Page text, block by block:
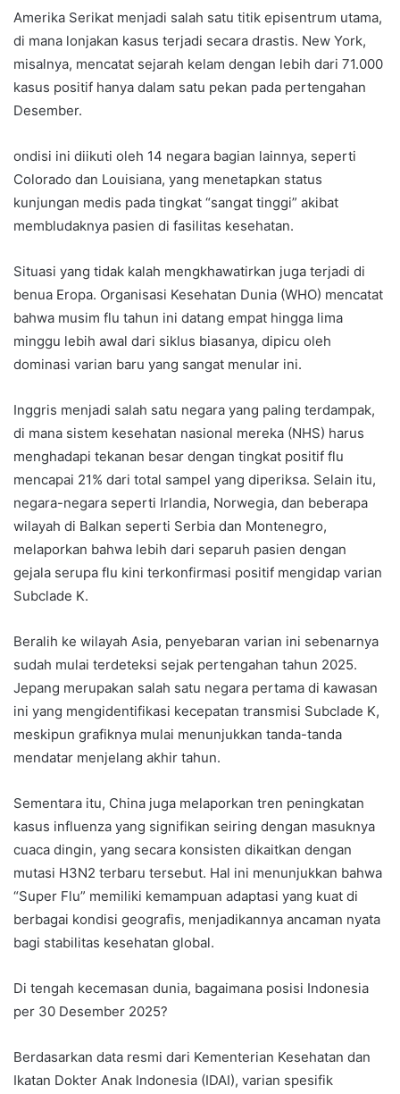
Amerika Serikat menjadi salah satu titik episentrum utama,
di mana lonjakan kasus terjadi secara drastis. New York,
misalnya, mencatat sejarah kelam dengan lebih dari 71.000
kasus positif hanya dalam satu pekan pada pertengahan
Desember.
ondisi ini diikuti oleh 14 negara bagian lainnya, seperti
Colorado dan Louisiana, yang menetapkan status
kunjungan medis pada tingkat “sangat tinggi” akibat
membludaknya pasien di fasilitas kesehatan.
Situasi yang tidak kalah mengkhawatirkan juga terjadi di
benua Eropa. Organisasi Kesehatan Dunia (WHO) mencatat
bahwa musim flu tahun ini datang empat hingga lima
minggu lebih awal dari siklus biasanya, dipicu oleh
dominasi varian baru yang sangat menular ini.
Inggris menjadi salah satu negara yang paling terdampak,
di mana sistem kesehatan nasional mereka (NHS) harus
menghadapi tekanan besar dengan tingkat positif flu
mencapai 21% dari total sampel yang diperiksa. Selain itu,
negara-negara seperti Irlandia, Norwegia, dan beberapa
wilayah di Balkan seperti Serbia dan Montenegro,
melaporkan bahwa lebih dari separuh pasien dengan
gejala serupa flu kini terkonfirmasi positif mengidap varian
Subclade K.
Beralih ke wilayah Asia, penyebaran varian ini sebenarnya
sudah mulai terdeteksi sejak pertengahan tahun 2025.
Jepang merupakan salah satu negara pertama di kawasan
ini yang mengidentifikasi kecepatan transmisi Subclade K,
meskipun grafiknya mulai menunjukkan tanda-tanda
mendatar menjelang akhir tahun.
Sementara itu, China juga melaporkan tren peningkatan
kasus influenza yang signifikan seiring dengan masuknya
cuaca dingin, yang secara konsisten dikaitkan dengan
mutasi H3N2 terbaru tersebut. Hal ini menunjukkan bahwa
“Super Flu” memiliki kemampuan adaptasi yang kuat di
berbagai kondisi geografis, menjadikannya ancaman nyata
bagi stabilitas kesehatan global.
Di tengah kecemasan dunia, bagaimana posisi Indonesia
per 30 Desember 2025?
Berdasarkan data resmi dari Kementerian Kesehatan dan
Ikatan Dokter Anak Indonesia (IDAI), varian spesifik